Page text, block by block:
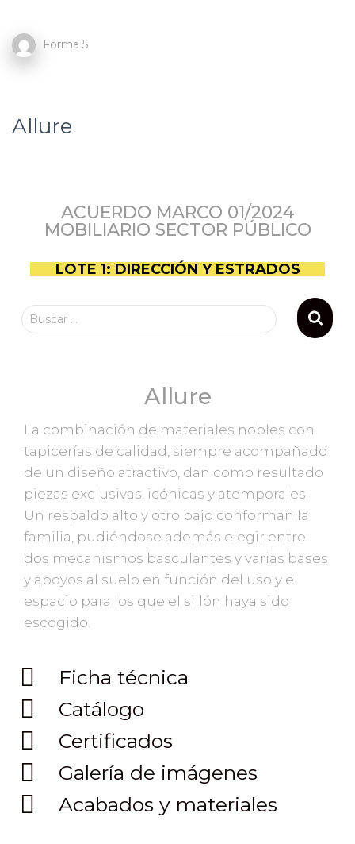
Forma 5
Allure
ACUERDO MARCO 01/2024
MOBILIARIO SECTOR PÚBLICO
LOTE 1: DIRECCIÓN Y ESTRADOS
Buscar …
Allure
La combinación de materiales nobles con
tapicerías de calidad, siempre acompañado
de un diseño atractivo, dan como resultado
piezas exclusivas, icónicas y atemporales.
Un respaldo alto y otro bajo conforman la
familia, pudiéndose además elegir entre
dos mecanismos basculantes y varias bases
y apoyos al suelo en función del uso y el
espacio para los que el sillón haya sido
escogido.
Ficha técnica
Catálogo
Certificados
Galería de imágenes
Acabados y materiales